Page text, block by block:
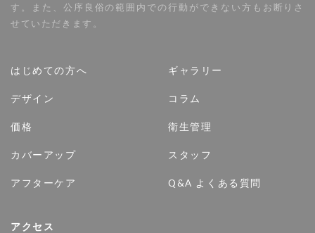
す。また、公序良俗の範囲内での行動ができない方もお断りさ
せていただきます。
はじめての方へ
デザイン
価格
カバーアップ
アフターケア
ギャラリー
コラム
衛生管理
スタッフ
Q&A よくある質問
アクセス